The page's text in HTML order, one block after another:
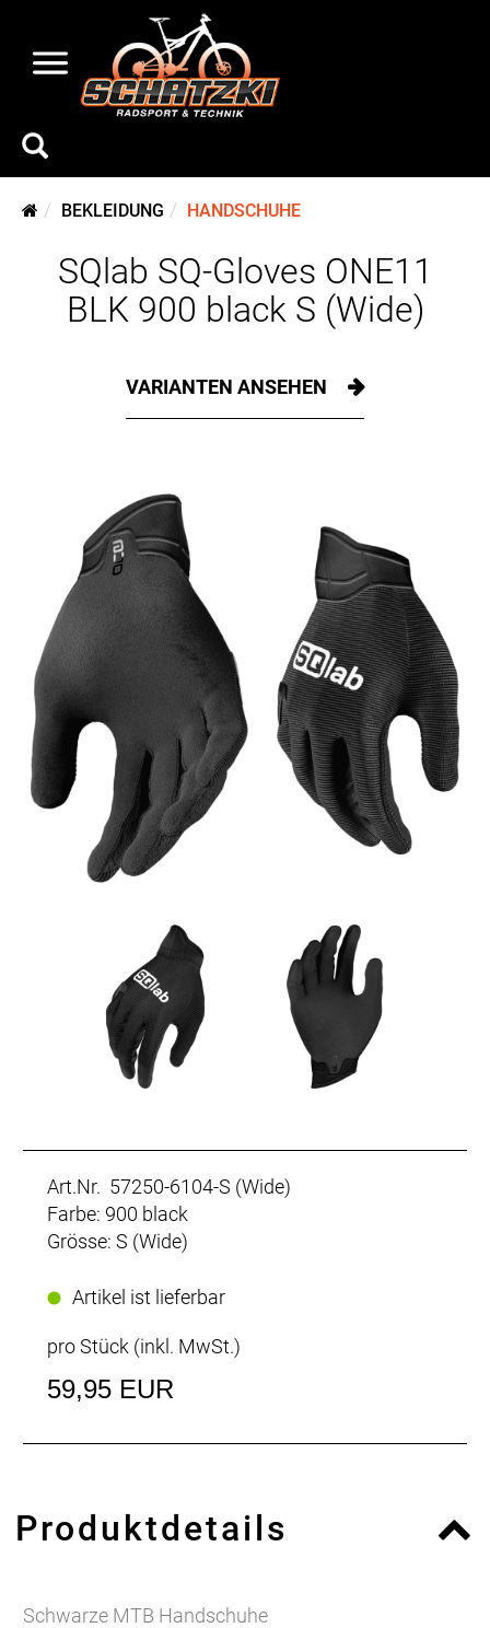
BEKLEIDUNG HANDSCHUHE
SQlab SQ-Gloves ONE11
BLK 900 black S (Wide)
VARIANTEN ANSEHEN
Art.Nr. 57250-6104-S (Wide)
Farbe: 900 black
Grösse: S (Wide)
Artikel ist lieferbar
pro Stück (inkl. MwSt.)
59,95 EUR
Produktdetails
Schwarze MTB Handschuhe